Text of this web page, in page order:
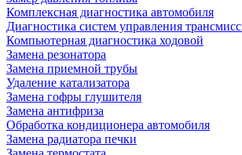
Комплексная диагностика автомобиля
Диагностика систем управления
Компьютерная диагностика ходовой
Замена резонатора
Замена приемной трубы
Удаление катализатора
Замена гофры глушителя
Замена антифриза
Обработка кондиционера автомобиля
Замена радиатора печки